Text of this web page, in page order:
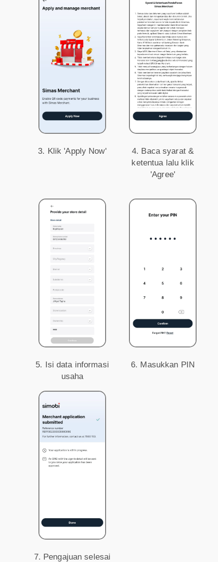
3. Klik 'Apply Now'
4. Baca syarat &
ketentua lalu klik
'Agree'
5. Isi data informasi
usaha
6. Masukkan PIN
7. Pengajuan selesai